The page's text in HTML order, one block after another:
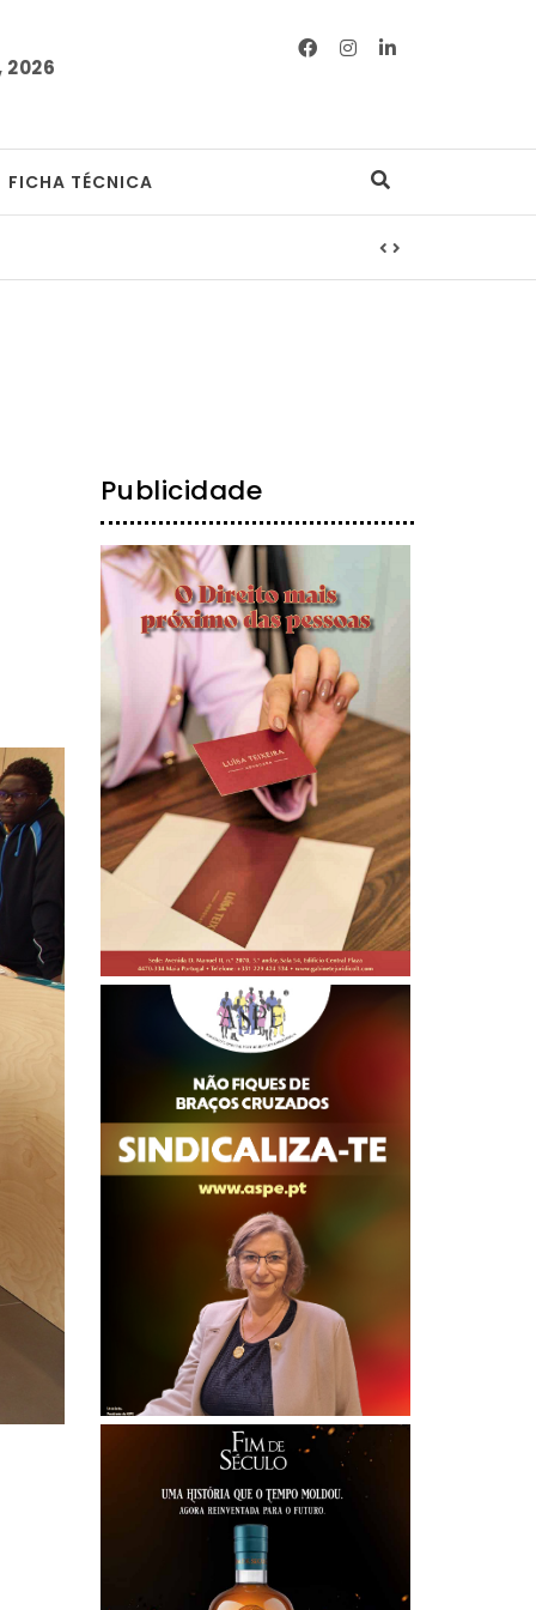
2026
FICHA TÉCNICA
Publicidade